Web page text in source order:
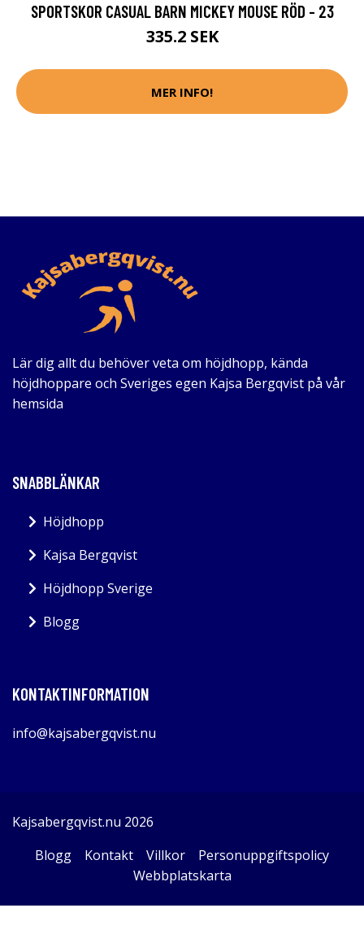
SPORTSKOR CASUAL BARN MICKEY MOUSE RÖD - 23
335.2 SEK
MER INFO!
Lär dig allt du behöver veta om höjdhopp, kända
höjdhoppare och Sveriges egen Kajsa Bergqvist på vår
hemsida
SNABBLÄNKAR
Höjdhopp
Kajsa Bergqvist
Höjdhopp Sverige
Blogg
KONTAKTINFORMATION
info@kajsabergqvist.nu
Kajsabergqvist.nu 2026
Blogg
Kontakt Villkor
Personuppgiftspolicy
Webbplatskarta